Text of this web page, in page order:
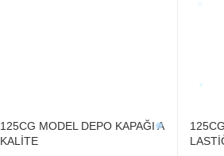
125CG MODEL DEPO KAPAĞI A
KALİTE